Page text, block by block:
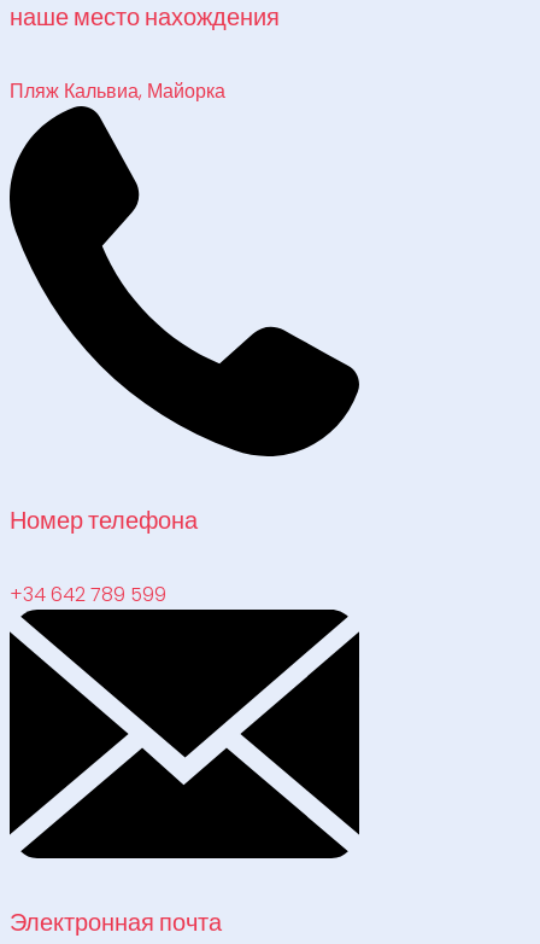
наше место нахождения
Пляж Кальвиа, Майорка
Номер телефона
+34 642 789 599
Электронная почта